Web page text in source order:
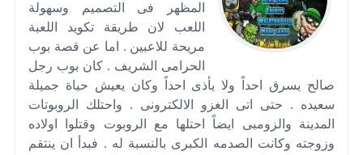
المظهر فى التصميم وسهولة
اللعب لان طريقة تكويد اللعبة
مريحة للاعبين . اما عن قصة بوب
الحرامى الشريف . كان بوب رجل
صالح يسرق احداً ولا يأذى احداً وكان يعيش حياة جميلة
سعيده . حتى اتى الغزو الالكترونى . واحتلك الروبوتات
المدينة والزومبى ايضاً احتلها مع الروبوت وقتلوا اولاده
وزوجته وكانت الصدمه الكبرى بالنسبة له . فبدأ ان ينتقم